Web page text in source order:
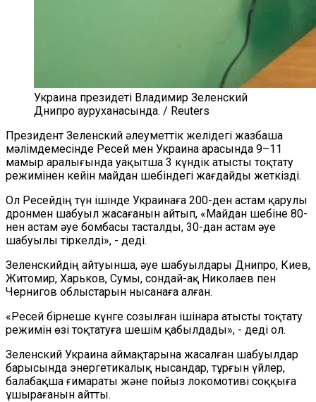
Украина президеті Владимир Зеленский
Днипро ауруханасында. / Reuters
Президент Зеленский әлеуметтік желідегі жазбаша
мәлімдемесінде Ресей мен Украина арасында 9–11
мамыр аралығында уақытша 3 күндік атысты тоқтату
режимінен кейін майдан шебіндегі жағдайды жеткізді.
Ол Ресейдің түн ішінде Украинаға 200-ден астам қарулы
дронмен шабуыл жасағанын айтып, «Майдан шебіне 80-
нен астам әуе бомбасы тасталды, 30-дан астам әуе
шабуылы тіркелді», - деді.
Зеленскийдің айтуынша, әуе шабуылдары Днипро, Киев,
Житомир, Харьков, Сумы, сондай-ақ Николаев пен
Чернигов облыстарын нысанаға алған.
«Ресей бірнеше күнге созылған ішінара атысты тоқтату
режимін өзі тоқтатуға шешім қабылдады», - деді ол.
Зеленский Украина аймақтарына жасалған шабуылдар
барысында энергетикалық нысандар, тұрғын үйлер,
балабақша ғимараты және пойыз локомотиві соққыға
ұшырағанын айтты.